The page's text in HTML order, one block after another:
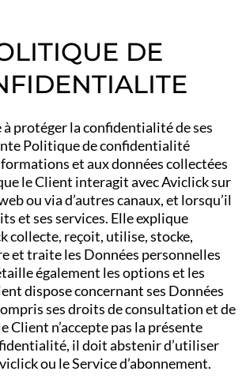
DE
à protéger la confidentialité de ses
Politique de confidentialité
et aux données collectées
le Client interagit avec Aviclick sur
ou via d’autres canaux, et lorsqu’il
et ses services. Elle explique
collecte, reçoit, utilise, stocke,
et traite les Données personnelles
également les options et les
dispose concernant ses Données
ses droits de consultation et de
Client n’accepte pas la présente
il doit abstenir d’utiliser
ou le Service d’abonnement.